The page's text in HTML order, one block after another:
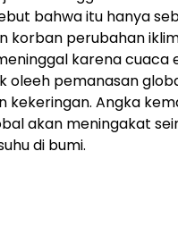
bahwa itu hanya
korban perubahan
karena cuaca
oleeh pemanasan
kekeringan. Angka
akan meningakat
di bumi.